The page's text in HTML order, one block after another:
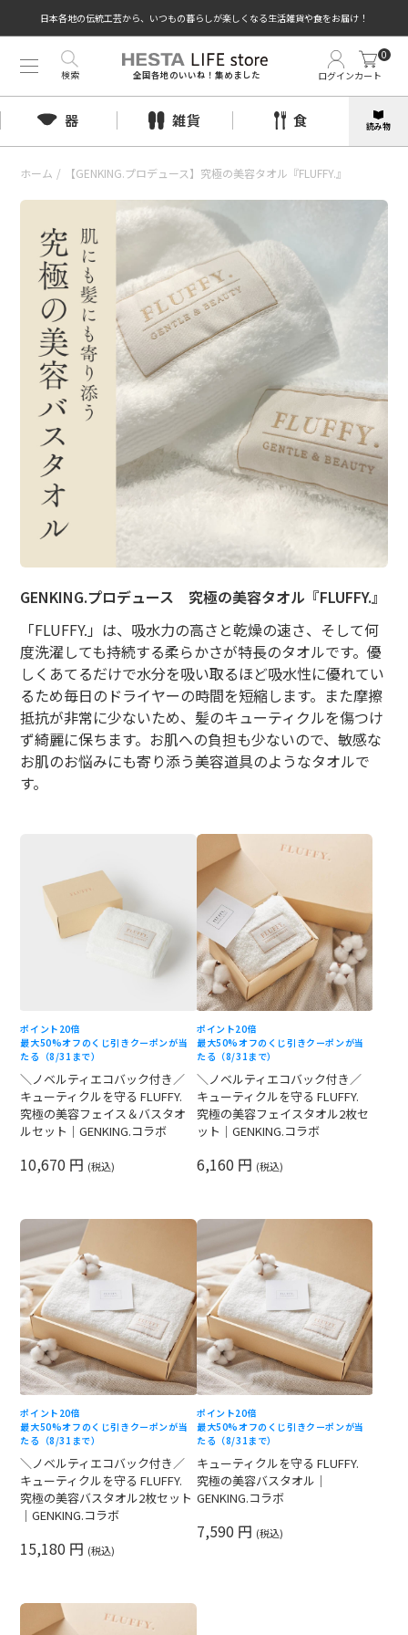
日本各地の伝統工芸から、いつもの暮らしが楽しくなる生活雑貨や食をお届け！
全国各地のいいね！集めました ログインカート
0
検索
器 雑貨 食 読み物
ホーム / 【GENKING.プロデュース】究極の美容タオル『FLUFFY.』
GENKING.プロデュース 究極の美容タオル『FLUFFY.』
「FLUFFY.」は、吸水力の高さと乾燥の速さ、そして何
度洗濯しても持続する柔らかさが特長のタオルです。優
しくあてるだけで水分を吸い取るほど吸水性に優れてい
るため毎日のドライヤーの時間を短縮します。また摩擦
抵抗が非常に少ないため、髪のキューティクルを傷つけ
ず綺麗に保ちます。お肌への負担も少ないので、敏感な
お肌のお悩みにも寄り添う美容道具のようなタオルで
す。
ポイント20倍
最大50%オフのくじ引きクーポンが当
たる（8/31まで）
＼ノベルティエコバック付き／
キューティクルを守る FLUFFY.
究極の美容フェイス＆バスタオ
ルセット｜GENKING.コラボ
10,670 円 (税込)
ポイント20倍
最大50%オフのくじ引きクーポンが当
たる（8/31まで）
＼ノベルティエコバック付き／
キューティクルを守る FLUFFY.
究極の美容フェイスタオル2枚セ
ット｜GENKING.コラボ
6,160 円 (税込)
ポイント20倍
最大50%オフのくじ引きクーポンが当
たる（8/31まで）
＼ノベルティエコバック付き／
キューティクルを守る FLUFFY.
究極の美容バスタオル2枚セット
｜GENKING.コラボ
15,180 円 (税込)
ポイント20倍
最大50%オフのくじ引きクーポンが当
たる（8/31まで）
キューティクルを守る FLUFFY.
究極の美容バスタオル｜
GENKING.コラボ
7,590 円 (税込)